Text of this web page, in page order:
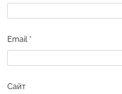
Email *
Сайт